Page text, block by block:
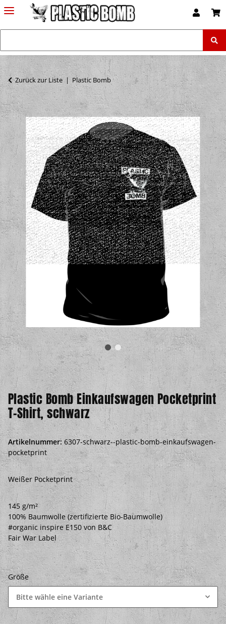
Zurück zur Liste Plastic Bomb
Plastic Bomb Einkaufswagen Pocketprint
T-Shirt, schwarz
Artikelnummer: 6307-schwarz--plastic-bomb-einkaufswagen-
pocketprint
Weißer Pocketprint
145 g/m²
100% Baumwolle (zertifizierte Bio-Baumwolle)
#organic inspire E150 von B&C
Fair War Label
Größe
Bitte wähle eine Variante